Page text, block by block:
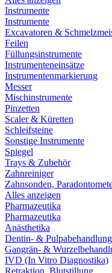
Instrumente
Instrumente
Excavatoren &
Feilen
Füllungsinstrumente
Instrumenteneinsätze
Instrumentenmarkierung
Messer
Mischinstrumente
Pinzetten
Scaler & Küretten
Schleifsteine
Sonstige Instrumente
Spiegel
Trays & Zubehör
Zahnreiniger
Zahnsonden,
Alles anzeigen
Pharmazeutika
Pharmazeutika
Anästhetika
Dentin- & Pulpabehandlung
Gangrän- &
IVD (In Vitro Diagnostika)
Retraktion, Blutstillung